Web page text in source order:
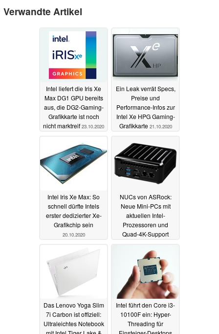
Verwandte Artikel
Intel liefert die Iris Xe
Max DG1 GPU bereits
aus, die DG2-Gaming-
Grafikkarte ist noch
nicht marktreif 23.10.2020
Ein Leak verrät Specs,
Preise und
Performance-Infos zur
Intel Xe HPG Gaming-
Grafikkarte 21.10.2020
Intel Iris Xe Max: So
schnell dürfte Intels
erster dedizierter Xe-
Grafikchip sein
20.10.2020
NUCs von ASRock:
Neue Mini-PCs mit
aktuellen Intel-
Prozessoren und
Quad-4K-Support
Das Lenovo Yoga Slim
7i Carbon ist offiziell:
Ultraleichtes Notebook
Intel führt den Core i3-
10100F ein: Hyper-
Threading für